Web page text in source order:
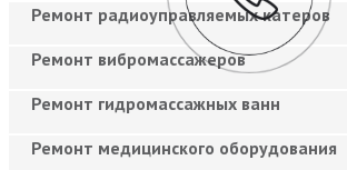
Ремонт радиоуправляемых катеров
Ремонт вибромассажеров
Ремонт гидромассажных ванн
Ремонт медицинского оборудования